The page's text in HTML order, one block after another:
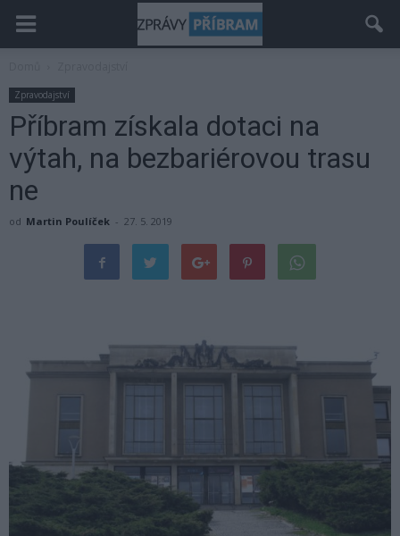
Zpravodajství
Příbram získala dotaci na
výtah, na bezbariérovou trasu
ne
od Martin Poulíček - 27. 5. 2019